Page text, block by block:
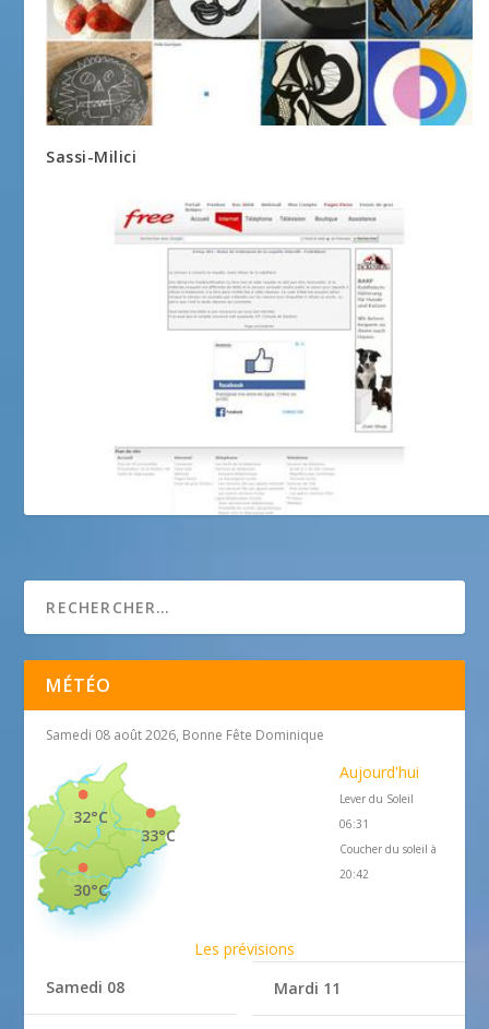
Sassi-Milici
MÉTÉO
Samedi 08 août 2026, Bonne Fête Dominique
33°C
32°C
30°C
Aujourd'hui
Lever du Soleil
06:31
Coucher du soleil à
20:42
Les prévisions
Samedi 08
Mardi 11